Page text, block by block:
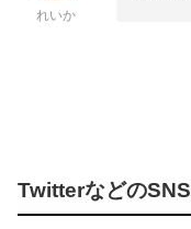
れいか
TwitterなどのSNS